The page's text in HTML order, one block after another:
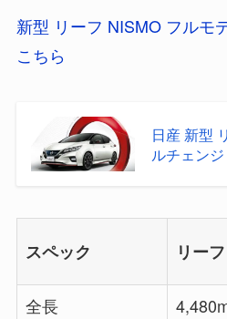
新型 リーフ NISMO フルモ
こちら
日産 新型
ルチェン
スペック リーフ
全長